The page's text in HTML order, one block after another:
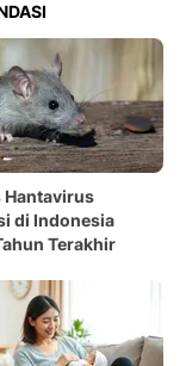
Hantavirus
di Indonesia
Terakhir